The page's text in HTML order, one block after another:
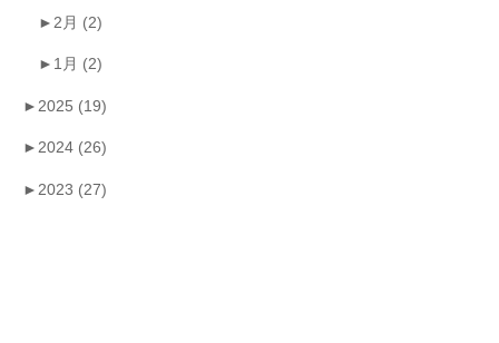
► 2月 (2)
► 1月 (2)
► 2025 (19)
► 2024 (26)
► 2023 (27)